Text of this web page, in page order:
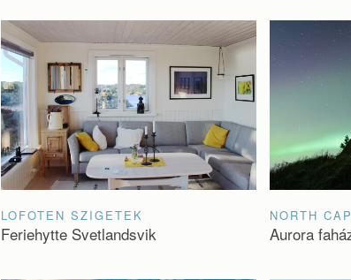
LOFOTEN SZIGETEK
Feriehytte Svetlandsvik
NORTH
Aurora